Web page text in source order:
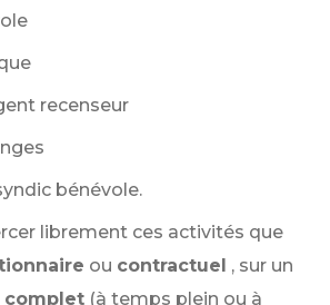
recenseur
bénévole.
librement ces activités que
ou contractuel , sur un
complet (à temps plein ou à